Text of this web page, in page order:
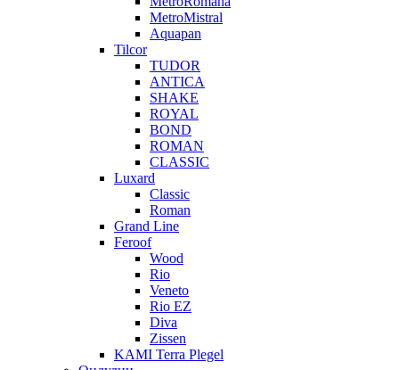
MetroMistral
Aquapan
Tilcor
TUDOR
ANTICA
SHAKE
ROYAL
BOND
ROMAN
CLASSIC
Luxard
Classic
Roman
Grand Line
Feroof
Wood
Rio
Veneto
Rio EZ
Diva
Zissen
KAMI Terra Plegel